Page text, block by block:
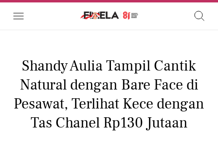
Shandy Aulia Tampil Cantik
Natural dengan Bare Face di
Pesawat, Terlihat Kece dengan
Tas Chanel Rp130 Jutaan